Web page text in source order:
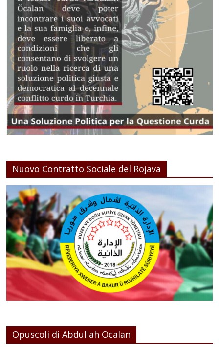
Nuovo Contratto Sociale del Rojava
Opuscoli di Abdullah Ocalan